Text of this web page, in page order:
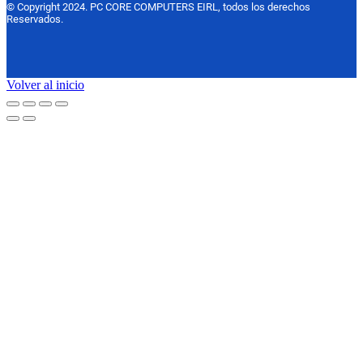
© Copyright 2024. PC CORE COMPUTERS EIRL, todos los derechos
Reservados.
Volver al inicio